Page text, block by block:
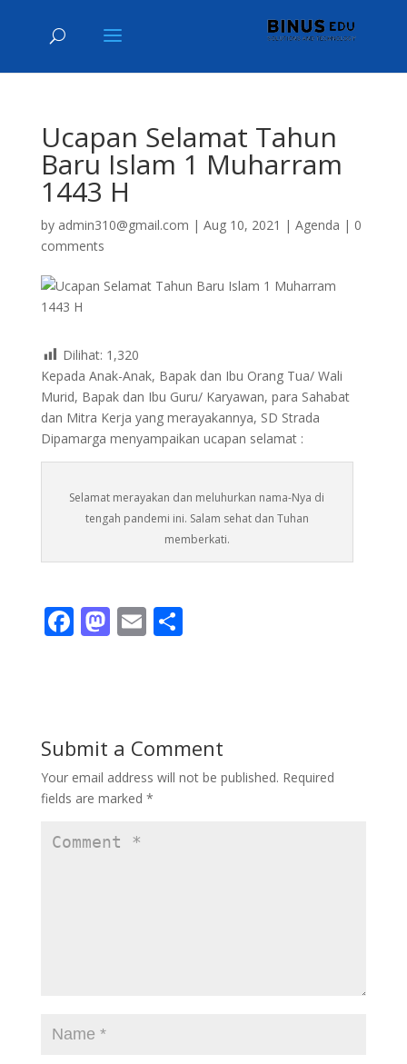
Ucapan Selamat Tahun
Baru Islam 1 Muharram
1443 H
by admin310@gmail.com | Aug 10, 2021 | Agenda | 0
comments
Dilihat: 1,320
Kepada Anak-Anak, Bapak dan Ibu Orang Tua/ Wali
Murid, Bapak dan Ibu Guru/ Karyawan, para Sahabat
dan Mitra Kerja yang merayakannya, SD Strada
Dipamarga menyampaikan ucapan selamat :
Selamat merayakan dan meluhurkan nama-Nya di
tengah pandemi ini. Salam sehat dan Tuhan
memberkati.
F
o
o
k
M
o
n
E S
Submit a Comment
Your email address will not be published. Required
fields are marked *